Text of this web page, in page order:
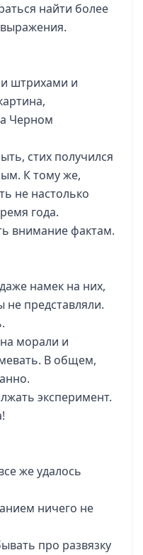
найти более
штрихами и
Черном
стих получился
К тому же,
не настолько
года.
внимание фактам.
намек на них,
не представляли.
морали и
В общем,
эксперимент.
же удалось
ничего не
про развязку